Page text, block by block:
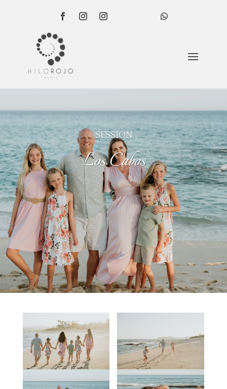
SESSION
Los Cabos